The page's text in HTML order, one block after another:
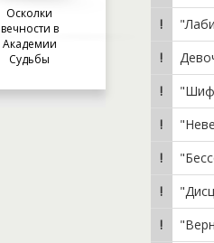
Осколки
вечности в
Академии
Судьбы